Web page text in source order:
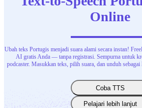
Alat
Bahasa Indonesia
Online
Ubah teks Portugis menjadi suara alami secara instan!
AI gratis Anda — tanpa registrasi. Sempurna untuk
podcaster. Masukkan teks, pilih suara, dan unduh
Coba TTS
Pelajari lebih lanjut